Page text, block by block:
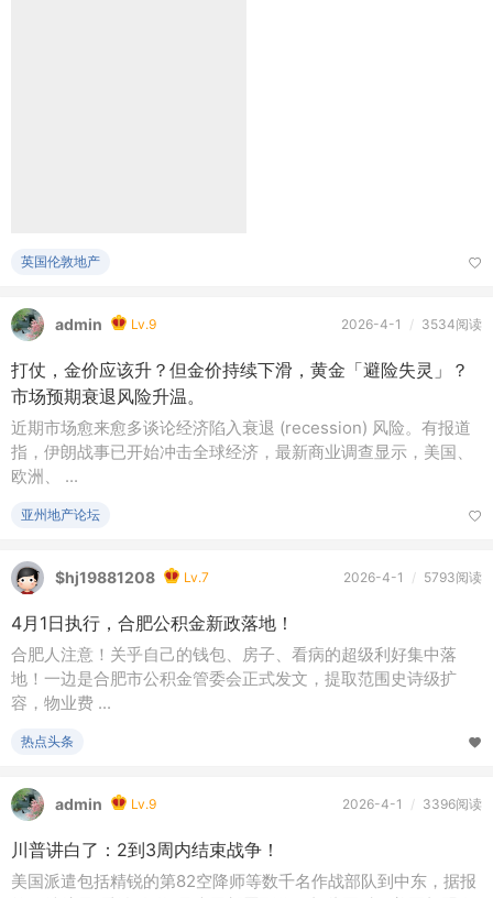
英国伦敦地产
admin Lv.9 2026-4-1 / 3534阅读
打仗，金价应该升？但金价持续下滑，黄金「避险失灵」？
市场预期衰退风险升温。
近期市场愈来愈多谈论经济陷入衰退 (recession) 风险。有报道
指，伊朗战事已开始冲击全球经济，最新商业调查显示，美国、
欧洲、 ...
亚州地产论坛
$hj19881208 Lv.7 2026-4-1 / 5793阅读
4月1日执行，合肥公积金新政落地！
合肥人注意！关乎自己的钱包、房子、看病的超级利好集中落
地！一边是合肥市公积金管委会正式发文，提取范围史诗级扩
容，物业费 ...
热点头条
admin Lv.9 2026-4-1 / 3396阅读
川普讲白了：2到3周内结束战争！
美国派遣包括精锐的第82空降师等数千名作战部队到中东，据报